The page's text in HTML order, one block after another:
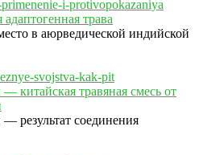
трава
в аюрведической индийской
травяная смесь от
результат соединения